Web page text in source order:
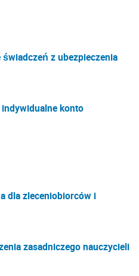
z ubezpieczenia
indywidualne konto
dla zleceniobiorców i
zasadniczego nauczycieli